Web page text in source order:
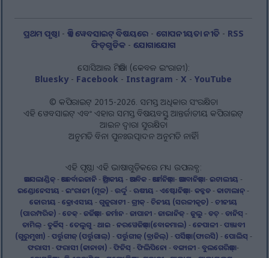
ପ୍ରଥମ ପୃଷ୍ଠା- ଏହି ୱେବସାଇଟ୍ ବିଷୟରେ- ଗୋପନୀୟତା ନୀତି- RSS
ଫିଡ୍‌ଗୁଡିକ- ଯୋଗାଯୋଗ
ସୋସିଆଲ ମିଡିଆ (କେବଳ ଇଂରାଜୀ):
Bluesky - Facebook - Instagram -X -YouTube
© କପିରାଇଟ୍ 2015-2026. ସମସ୍ତ ଅଧିକାର ସଂରକ୍ଷିତ।
ଏହି ୱେବସାଇଟ୍ ଏବଂ ଏହାର ସମସ୍ତ ବିଷୟବସ୍ତୁ ଆନ୍ତର୍ଜାତୀୟ କପିରାଇଟ୍
ଆଇନ ଦ୍ୱାରା ସୁରକ୍ଷିତ।
ଅନୁମତି ବିନା ପୁନଃଉତ୍ପାଦନ ଅନୁମତି ନାହିଁ।
ଏହି ପୃଷ୍ଠା ଏହି ଭାଷାଗୁଡ଼ିକରେ ମଧ୍ୟ ଉପଲବ୍ଧ:
ଆଇସଲାଣ୍ଡିକ୍ -ଆଜେର୍ବାଇଜାନି -ଆଫ୍ରିକୀୟ -ଆରବିକ -ଆର୍ମେନିଆନ୍-ଆଲବାନିଆନ୍-ଇଟାଲୀୟ -
ଇଣ୍ଡୋନେସୀୟ -ଇଂରାଜୀ (ମୂଳ) -ଉର୍ଦ୍ଦୁ -ଋଷୀୟ -ଏଷ୍ଟୋନିଆନ୍-କନ୍ନଡ -କାଟାଲାନ୍ -
କୋରୀୟ -କ୍ରୋଏସୀୟ -ଗୁଜୁରାଟୀ -ଗ୍ରୀକ୍ -ଚିନୀୟ (ସରଳୀକୃତ) -ଚୀନୀୟ
(ପାରମ୍ପରିକ) -ଚେକ୍-ଜର୍ଜିଆନ୍-ଜର୍ମାନ-ଜାପାନୀ-ଜାଭାନିଜ୍-ଜୁଲୁ-ଡଚ୍-ଡାନିସ୍ -
ତାମିଲ୍-ତୁର୍କିସ୍ -ତେଲୁଗୁ-ଥାଇ-ନରୱେଜିଆନ୍ (ବୋକମାଲ) -ନେପାଳୀ-ପଞ୍ଜାବୀ
(ଗୁରୁମୁଖୀ) -ପର୍ତ୍ତୁଗୀଜ୍ (ପର୍ତ୍ତୁଗାଲ୍) -ପର୍ତ୍ତୁଗୀଜ୍ (ବ୍ରାଜିଲ୍) -ପର୍ସିଆନ୍ (ଫାରସି) -ପୋଲିସ୍ -
ଫରାସୀ -ଫରାସୀ (କାନାଡା) -ଫିନିସ୍ -ଫିଲିପିନୋ -ବଙ୍ଗାଳୀ -ବୁଲଗେରିଆନ୍-